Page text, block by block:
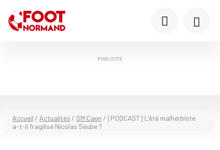
PUBLICITÉ
Accueil / Actualités / SM Caen / [PODCAST] L'été malherbiste
a-t-il fragilisé Nicolas Seube ?